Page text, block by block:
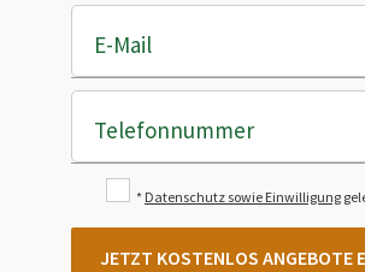
E-Mail
Telefonnummer
* Datenschutz sowie Einwilligung
JETZT KOSTENLOS ANGEBOTE